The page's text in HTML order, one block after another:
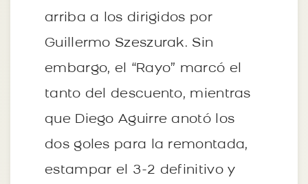
arriba a los dirigidos por
Guillermo Szeszurak. Sin
embargo, el “Rayo” marcó el
tanto del descuento, mientras
que Diego Aguirre anotó los
dos goles para la remontada,
estampar el 3-2 definitivo y